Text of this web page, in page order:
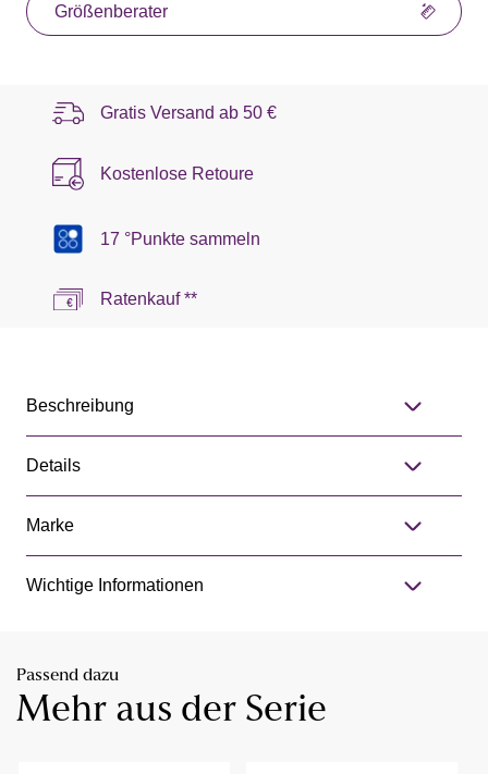
Größenberater
Gratis Versand ab 50 €
Kostenlose Retoure
17 °Punkte sammeln
Ratenkauf **
Beschreibung
Details
Marke
Wichtige Informationen
Passend dazu
Mehr aus der Serie